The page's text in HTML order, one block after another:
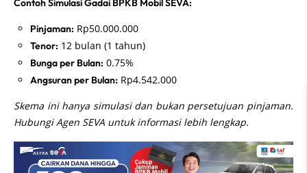
Contoh Simulasi Gadai BPKB Mobil SEVA:
Pinjaman: Rp50.000.000
Tenor: 12 bulan (1 tahun)
Bunga per Bulan: 0.75%
Angsuran per Bulan: Rp4.542.000
Skema ini hanya simulasi dan bukan persetujuan pinjaman.
Hubungi Agen SEVA untuk informasi lebih lengkap.